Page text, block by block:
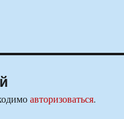
авторизоваться.